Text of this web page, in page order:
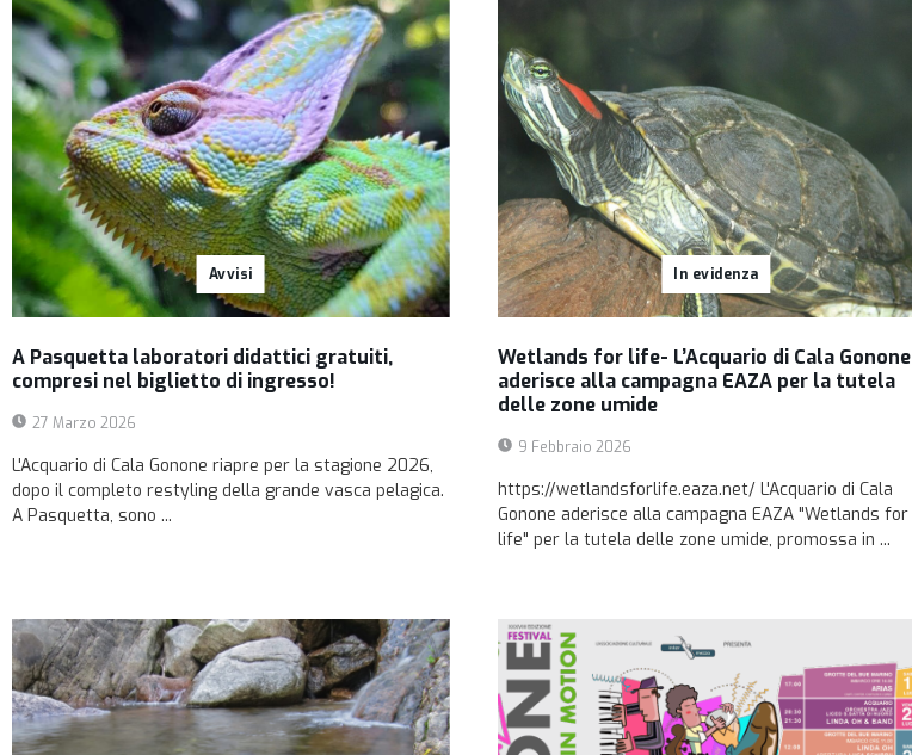
Avvisi
A Pasquetta laboratori didattici gratuiti,
compresi nel biglietto di ingresso!
27 Marzo 2026
L'Acquario di Cala Gonone riapre per la stagione 2026,
dopo il completo restyling della grande vasca pelagica.
A Pasquetta, sono ...
In evidenza
Wetlands for life- L’Acquario di Cala Gonone
aderisce alla campagna EAZA per la tutela
delle zone umide
9 Febbraio 2026
https://wetlandsforlife.eaza.net/ L'Acquario di Cala
Gonone aderisce alla campagna EAZA "Wetlands for
life" per la tutela delle zone umide, promossa in ...